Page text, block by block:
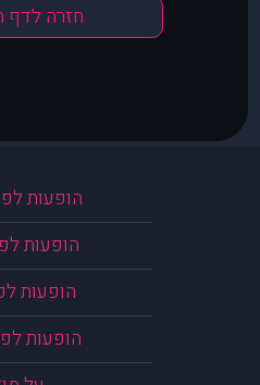
חזרה
הופעות
הופעות
הופעות
הופעות